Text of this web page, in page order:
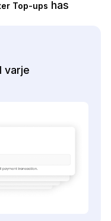
Top-ups has
varje